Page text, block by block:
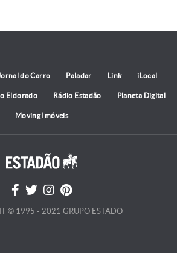
do Carro Paladar Link iLocal
Eldorado Rádio Estadão Planeta Digital
Moving Imóveis
© 1995 - 2021 GRUPO ESTADO